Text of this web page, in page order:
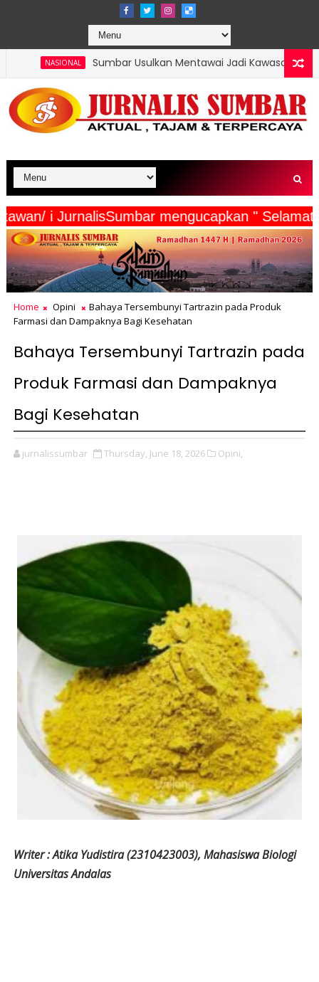
Sumbar Usulkan Mentawai Jadi Kawasan Tambak Udang
Wartawan/ i JurnalisSumbar mengucapkan "
Home Opini
Bahaya Tersembunyi Tartrazin pada Produk
Farmasi dan Dampaknya Bagi Kesehatan
Bahaya Tersembunyi Tartrazin pada
Produk Farmasi dan Dampaknya
Bagi Kesehatan
jurnalissumbar Thursday, June 18, 2026 Opini,
Writer : Atika Yudistira (2310423003), Mahasiswa Biologi
Universitas Andalas